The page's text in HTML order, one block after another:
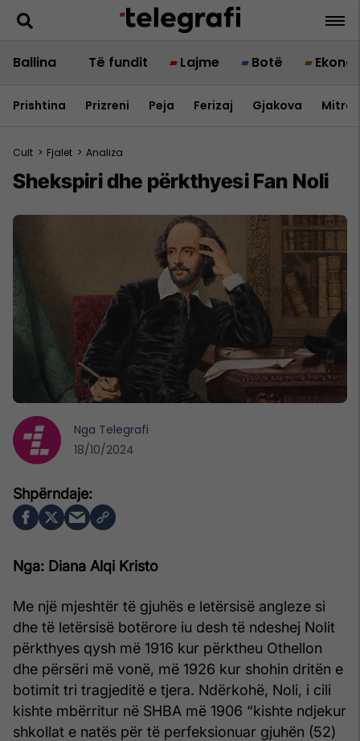
Ballina Të fundit Lajme Botë
Prishtina Prizreni Peja Ferizaj Gjakova
Cult > Fjalet > Analiza
Shekspiri dhe përkthyesi Fan Noli
Nga: Diana Alqi Kristo
Me një mjeshtër të gjuhës e letërsisë angleze si
dhe të letërsisë botërore iu desh të ndeshej Nolit
përkthyes qysh më 1916 kur përktheu Othellon
dhe përsëri më vonë, më 1926 kur shohin dritën e
botimit tri tragjeditë e tjera. Ndërkohë, Noli, i cili
kishte mbërritur në SHBA më 1906 “kishte ndjekur
shkollat e natës për të perfeksionuar gjuhën (52)
Nga Telegrafi
18/10/2024